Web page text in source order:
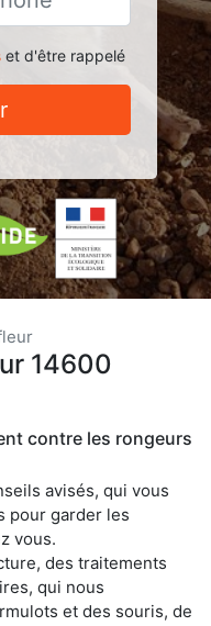
et d'être rappelé
14600
contre les rongeurs
avisés, qui vous
pour garder les
vous.
des traitements
qui nous
et des souris, de